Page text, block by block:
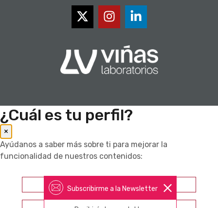
Subscribirme a la Newsletter
¿Cuál es tu perfil?
×
Ayúdanos a saber más sobre ti para mejorar la
funcionalidad de nuestros contenidos:
Farmacéutico